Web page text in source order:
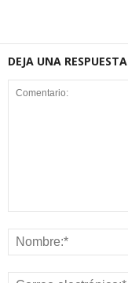
DEJA UNA RESPUESTA